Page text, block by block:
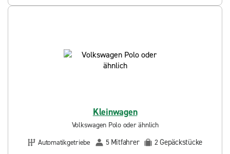
Kleinwagen
Volkswagen Polo oder ähnlich
Automatikgetriebe
5 Mitfahrer 2Gepäckstücke